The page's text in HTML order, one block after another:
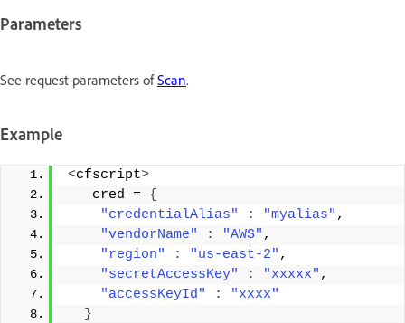
Parameters
See request parameters ofScan.
Example
<cfscript>
   cred =
{
"credentialAlias"
: "myalias" ,
"vendorName"
: "AWS" ,
"region"
: "us-east-2" ,
"secretAccessKey"
: "xxxxx" ,
"accessKeyId"
:
"xxxx"
}